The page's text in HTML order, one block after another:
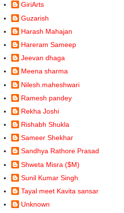
GiriArts
Guzarish
Harash Mahajan
Hareram Sameep
Jeevan dhaga
Meena sharma
Nilesh.maheshwari
Ramesh pandey
Rekha Joshi
Rishabh Shukla
Sameer Shekhar
Sandhya Rathore Prasad
Shweta Misra ($M)
Sunil Kumar Singh
Tayal meet Kavita sansar
Unknown